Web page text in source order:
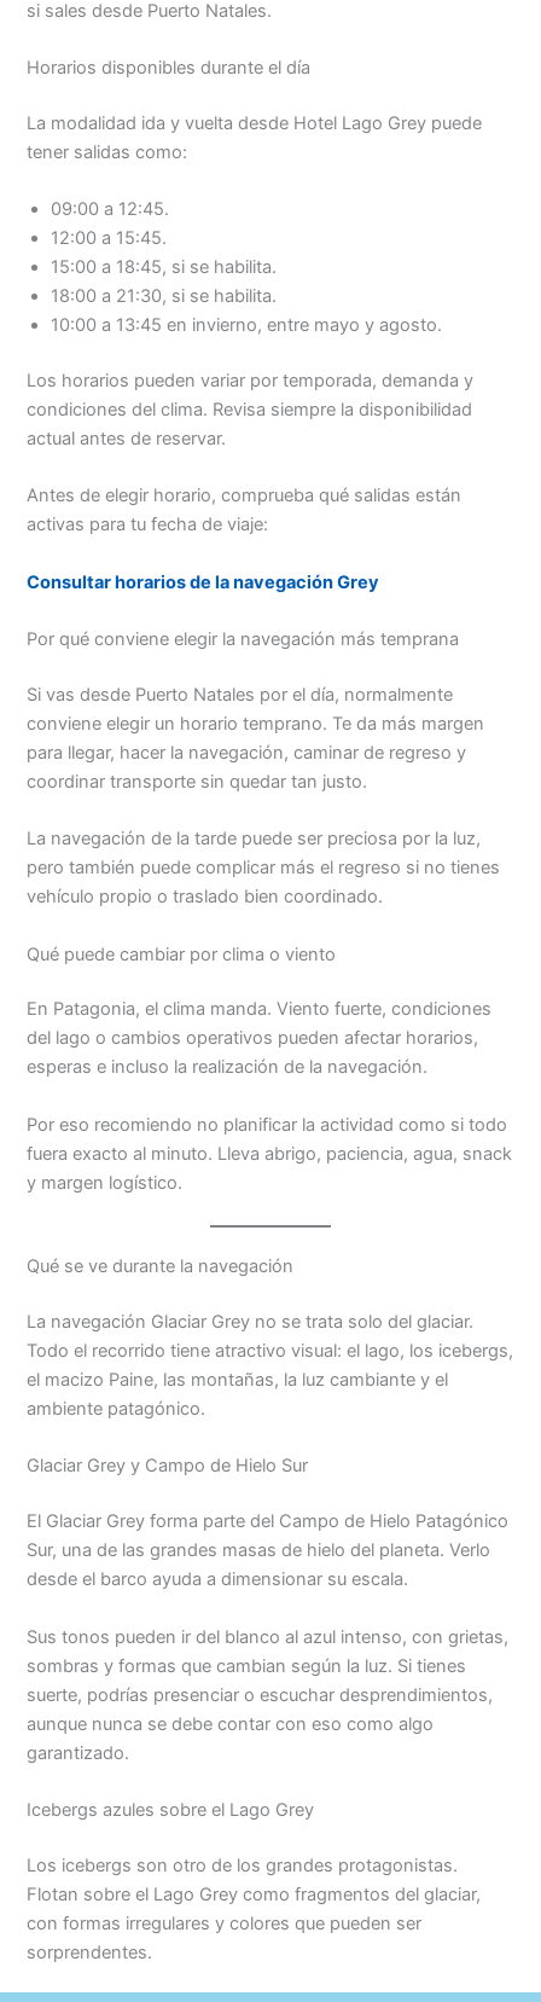
si sales desde Puerto Natales.
Horarios disponibles durante el día
La modalidad ida y vuelta desde Hotel Lago Grey puede
tener salidas como:
09:00 a 12:45.
12:00 a 15:45.
15:00 a 18:45, si se habilita.
18:00 a 21:30, si se habilita.
10:00 a 13:45 en invierno, entre mayo y agosto.
Los horarios pueden variar por temporada, demanda y
condiciones del clima. Revisa siempre la disponibilidad
actual antes de reservar.
Antes de elegir horario, comprueba qué salidas están
activas para tu fecha de viaje:
Consultar horarios de la navegación Grey
Por qué conviene elegir la navegación más temprana
Si vas desde Puerto Natales por el día, normalmente
conviene elegir un horario temprano. Te da más margen
para llegar, hacer la navegación, caminar de regreso y
coordinar transporte sin quedar tan justo.
La navegación de la tarde puede ser preciosa por la luz,
pero también puede complicar más el regreso si no tienes
vehículo propio o traslado bien coordinado.
Qué puede cambiar por clima o viento
En Patagonia, el clima manda. Viento fuerte, condiciones
del lago o cambios operativos pueden afectar horarios,
esperas e incluso la realización de la navegación.
Por eso recomiendo no planificar la actividad como si todo
fuera exacto al minuto. Lleva abrigo, paciencia, agua, snack
y margen logístico.
Qué se ve durante la navegación
La navegación Glaciar Grey no se trata solo del glaciar.
Todo el recorrido tiene atractivo visual: el lago, los icebergs,
el macizo Paine, las montañas, la luz cambiante y el
ambiente patagónico.
Glaciar Grey y Campo de Hielo Sur
El Glaciar Grey forma parte del Campo de Hielo Patagónico
Sur, una de las grandes masas de hielo del planeta. Verlo
desde el barco ayuda a dimensionar su escala.
Sus tonos pueden ir del blanco al azul intenso, con grietas,
sombras y formas que cambian según la luz. Si tienes
suerte, podrías presenciar o escuchar desprendimientos,
aunque nunca se debe contar con eso como algo
garantizado.
Icebergs azules sobre el Lago Grey
Los icebergs son otro de los grandes protagonistas.
Flotan sobre el Lago Grey como fragmentos del glaciar,
con formas irregulares y colores que pueden ser
sorprendentes.